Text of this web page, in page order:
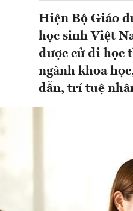
Hiện Bộ Giáo
học sinh Việt
được cử đi học
ngành khoa
dẫn, trí tuệ